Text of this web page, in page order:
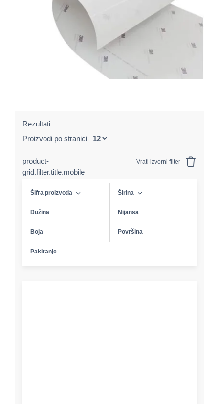
Rezultati
Proizvodi po stranici
product-
grid.filter.title.mobile
Vrati izvorni filter
Šifra proizvoda Širina
Dužina Nijansa
Boja Površina
Pakiranje